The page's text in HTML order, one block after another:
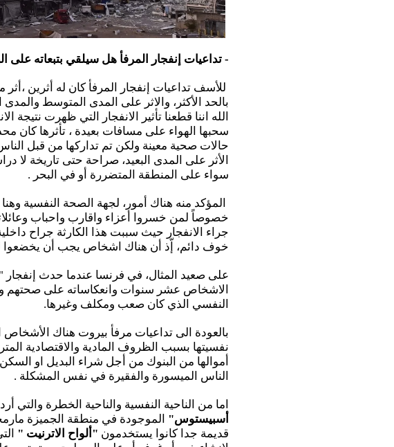
- تداعيات إنفجار المرفأ هل سيلقي بتبعاته على
للأسف تداعيات إنفجار المرفأ كان له أثرين ،أثر
بالحد الأكثر، والاثر على المدى المتوسط
الله اننا قطعنا تأثير الانفجار التي ظهرت نتيجة
سحبها الهواء على مسافات بعيدة ، تأثرها كان
حالات صحية معينة ولكن تم تداركها من قبل
الأثر على المدى البعيد، صراحة حتى تاريخة لا
سواء على المنطقة المتضررة أو في البحر .
المؤكد منه هناك أمور، لجهة الصحة النفسية
خصوصاً لمن خسروا أعزاء واقارب واحباب
جراء الانفجار حيث سببت هذا الكارثة جراح
خوف دائم، إّذ أن هناك اشخاص يجب أن يخضعوا
على صعيد المثال، في فرنسا عندما حدث إنفجار
الاشخاص عشر سنوات وانعكاساته على صحتهم
النفسي الذي كان صعب ومكلف وغيرها.
بالعودة الى تداعيات مرفأ بيروت هناك
نفسيتها بسبب الظروف المادية والاقتصادية
أموالها من البنوك من أجل شراء البديل او
الناس الميسورة والفقيرة في نفس المشكلة .
اما من الناحية النفسية والناحية الخطرة
أسبيستوس"
الموجودة في منطقة الجميزة
قديمة جدا كانوا يستخدمون "ألواح الاترنيت "